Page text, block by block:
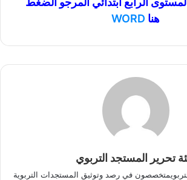
هنا WORD
تحرير المستجد التربوي
في رصد وتوثيق المستجدات التربوية